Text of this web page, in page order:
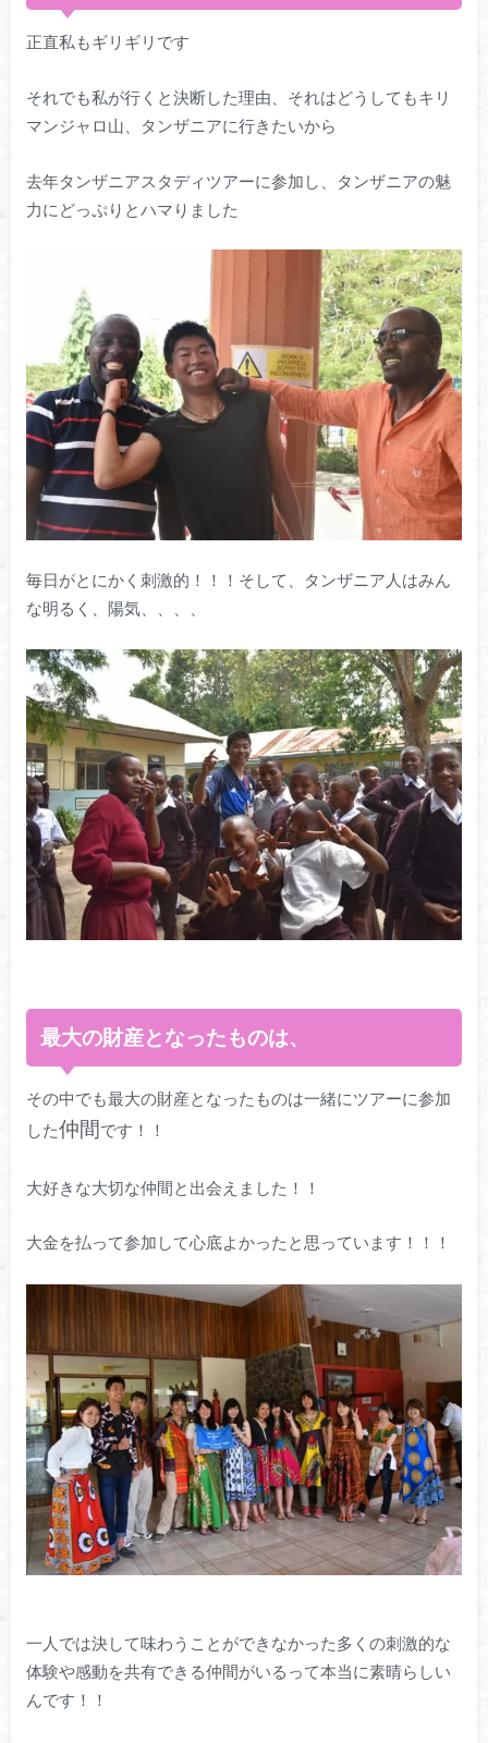
正直私もギリギリです
それでも私が行くと決断した理由、それはどうしてもキリ
マンジャロ山、タンザニアに行きたいから
去年タンザニアスタディツアーに参加し、タンザニアの魅
力にどっぷりとハマりました
毎日がとにかく刺激的！！！そして、タンザニア人はみん
な明るく、陽気、、、、
最大の財産となったものは、
その中でも最大の財産となったものは一緒にツアーに参加
した仲間 です！！
大好きな大切な仲間と出会えました！！
大金を払って参加して心底よかったと思っています！！！
一人では決して味わうことができなかった多くの刺激的な
体験や感動を共有できる仲間がいるって本当に素晴らしい
んです！！